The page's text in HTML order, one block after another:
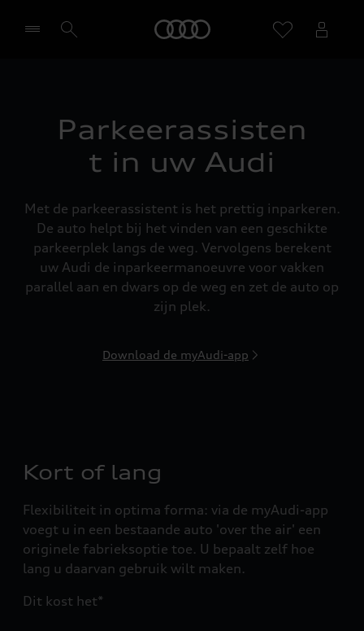
Parkeerassisten
t in uw Audi
Met de parkeerassistent is het prettig inparkeren.
De auto helpt bij het vinden van een geschikte
parkeerplek langs de weg. Vervolgens berekent
uw Audi de inparkeermanoeuvre voor vakken
parallel aan en dwars op de weg en zet de auto op
zijn plek.
Download de myAudi-app
Kort of lang
Flexibiliteit in optima forma: via de myAudi-app
voegt u in een bestaande auto 'over the air' een
originele fabrieksoptie toe. U bepaalt zelf hoe
lang u daarvan gebruik wilt maken.
Dit kost het*